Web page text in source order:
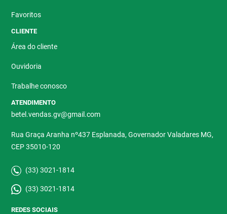
Favoritos
CLIENTE
Área do cliente
Ouvidoria
Trabalhe conosco
ATENDIMENTO
betel.vendas.gv@gmail.com
Rua Graça Aranha nº437 Esplanada, Governador Valadares MG,
CEP 35010-120
(33) 3021-1814
(33) 3021-1814
REDES SOCIAIS